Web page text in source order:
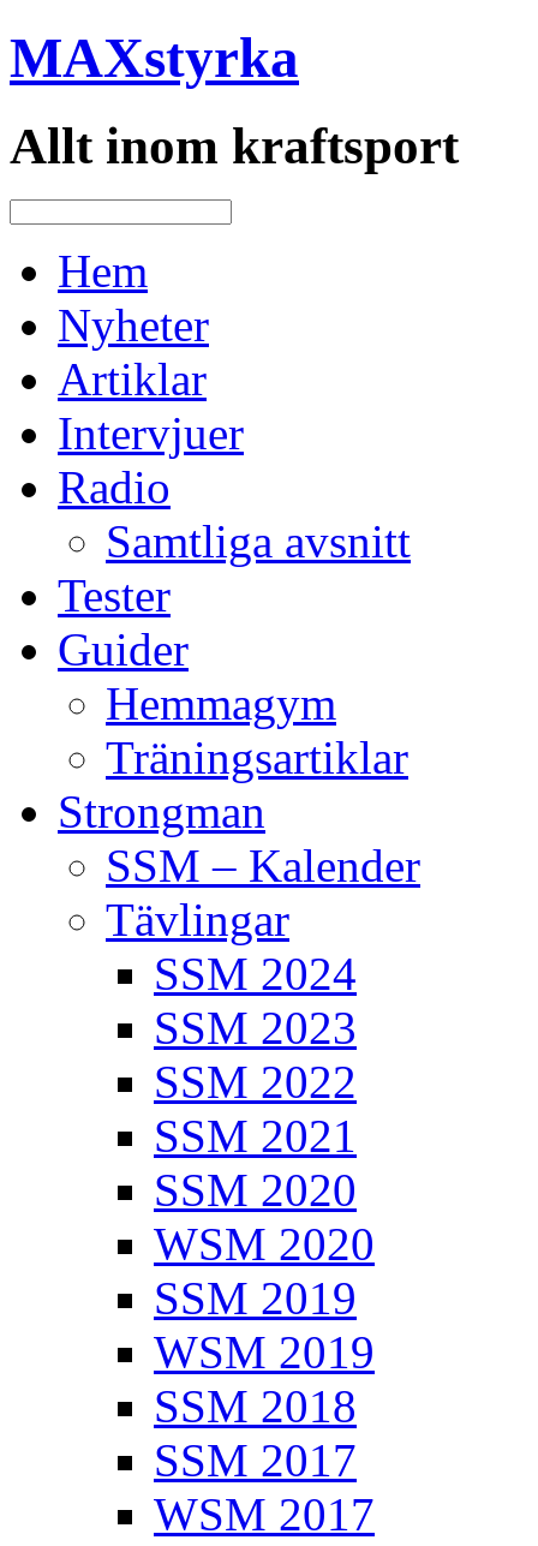
MAXstyrka
Allt inom kraftsport
Hem
Nyheter
Artiklar
Intervjuer
Radio
Samtliga avsnitt
Tester
Guider
Hemmagym
Träningsartiklar
Strongman
SSM – Kalender
Tävlingar
SSM 2024
SSM 2023
SSM 2022
SSM 2021
SSM 2020
WSM 2020
SSM 2019
WSM 2019
SSM 2018
SSM 2017
WSM 2017